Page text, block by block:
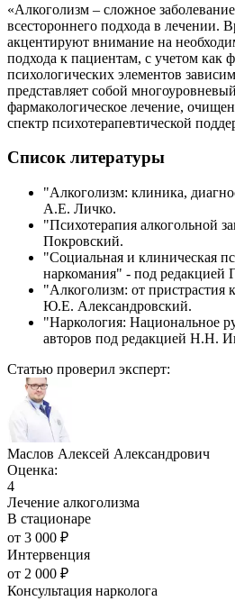
«Алкоголизм – сложное
всестороннего подхода в лечении.
акцентируют внимание на
подхода к пациентам, с учетом как
психологических элементов
представляет собой
фармакологическое лечение,
спектр психотерапевтической
Список литературы
"Алкоголизм: клиника,
А.Е. Личко.
"Психотерапия алкогольной
Покровский.
"Социальная и клиническая
наркомания" - под редакцией
"Алкоголизм: от пристрастия
Ю.Е. Александровский.
"Наркология: Национальное
авторов под редакцией Н.Н.
Статью проверил эксперт:
Маслов Алексей Александрович
Оценка:
4
Лечение алкоголизма
В стационаре
от 3 000 ₽
Интервенция
от 2 000 ₽
Консультация нарколога